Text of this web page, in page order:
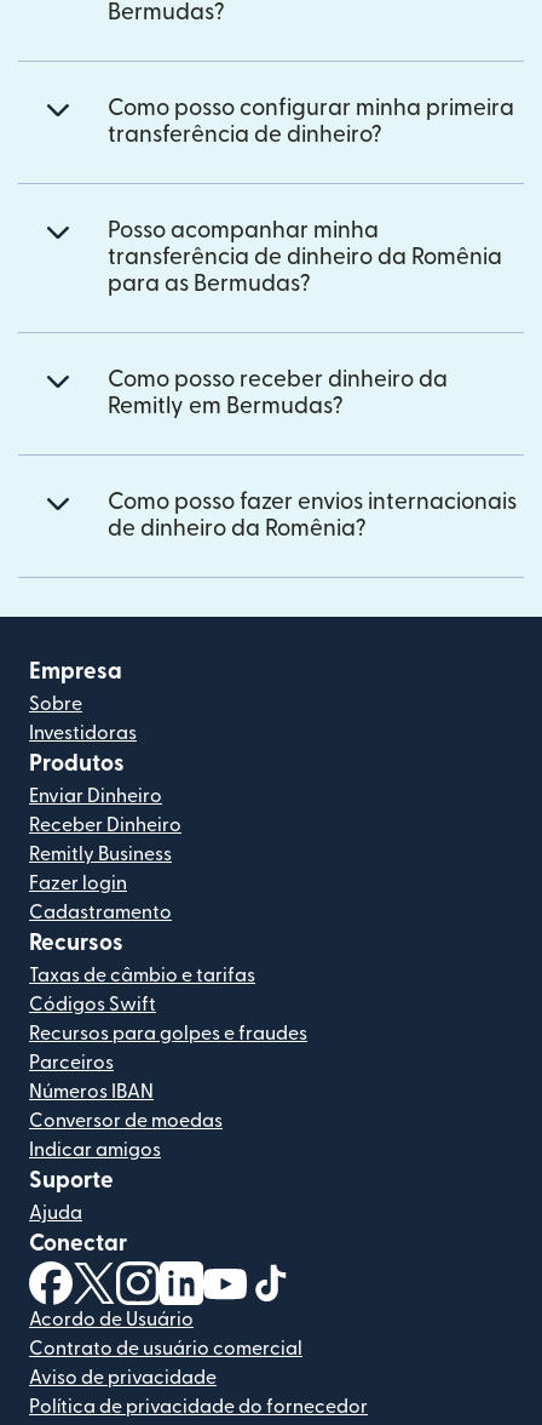
Bermudas?
Como posso configurar minha primeira
transferência de dinheiro?
Posso acompanhar minha
transferência de dinheiro da Romênia
para as Bermudas?
Como posso receber dinheiro da
Remitly em Bermudas?
Como posso fazer envios internacionais
de dinheiro da Romênia?
Empresa
Sobre
Investidoras
Produtos
Enviar Dinheiro
Receber Dinheiro
Remitly Business
Fazer login
Cadastramento
Recursos
Taxas de câmbio e tarifas
Códigos Swift
Recursos para golpes e fraudes
Parceiros
Números IBAN
Conversor de moedas
Indicar amigos
Suporte
Ajuda
Conectar
(abre em uma nova janela)
(abre em uma nova janela)
(abre em uma nova janela)
(abre em uma nova janela)
(abre em uma nova janela)
Acordo de Usuário
Contrato de usuário comercial
Aviso de privacidade
Política de privacidade do fornecedor